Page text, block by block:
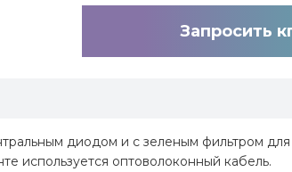
Запросить
диодом и с зеленым фильтром для
используется оптоволоконный кабель.